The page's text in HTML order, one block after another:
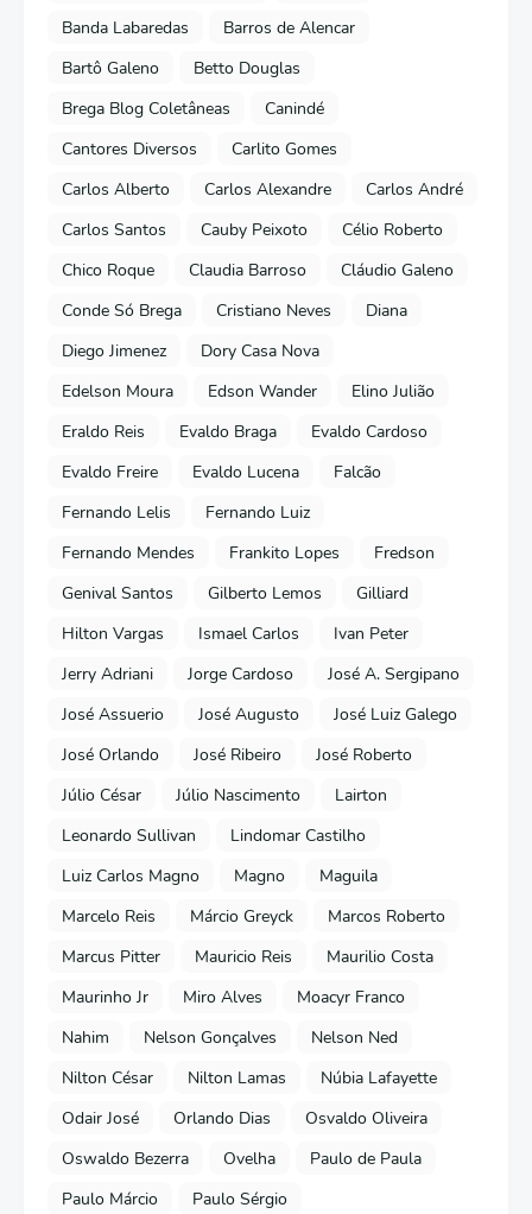
Banda Labaredas
Barros de Alencar
Bartô Galeno
Betto Douglas
Brega Blog Coletâneas
Canindé
Cantores Diversos
Carlito Gomes
Carlos Alberto
Carlos Alexandre
Carlos André
Carlos Santos
Cauby Peixoto
Célio Roberto
Chico Roque
Claudia Barroso
Cláudio Galeno
Conde Só Brega
Cristiano Neves
Diana
Diego Jimenez
Dory Casa Nova
Edelson Moura
Edson Wander
Elino Julião
Eraldo Reis
Evaldo Braga
Evaldo Cardoso
Evaldo Freire
Evaldo Lucena
Falcão
Fernando Lelis
Fernando Luiz
Fernando Mendes
Frankito Lopes
Fredson
Genival Santos
Gilberto Lemos
Gilliard
Hilton Vargas
Ismael Carlos
Ivan Peter
Jerry Adriani
Jorge Cardoso
José A. Sergipano
José Assuerio
José Augusto
José Luiz Galego
José Orlando
José Ribeiro
José Roberto
Júlio César
Júlio Nascimento
Lairton
Leonardo Sullivan
Lindomar Castilho
Luiz Carlos Magno
Magno
Maguila
Marcelo Reis
Márcio Greyck
Marcos Roberto
Marcus Pitter
Mauricio Reis
Maurilio Costa
Maurinho Jr
Miro Alves
Moacyr Franco
Nahim
Nelson Gonçalves
Nelson Ned
Nilton César
Nilton Lamas
Núbia Lafayette
Odair José
Orlando Dias
Osvaldo Oliveira
Oswaldo Bezerra
Ovelha
Paulo de Paula
Paulo Márcio
Paulo Sérgio